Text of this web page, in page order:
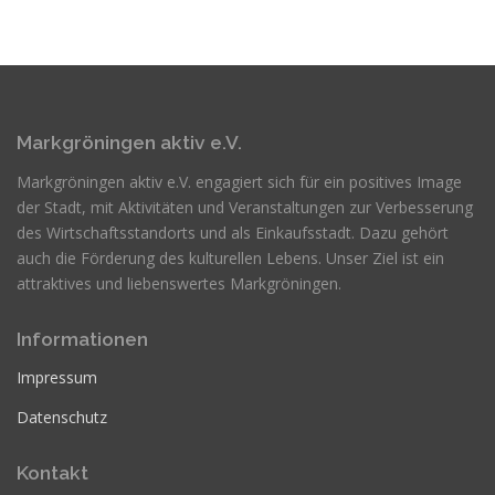
Markgröningen aktiv e.V.
Markgröningen aktiv e.V. engagiert sich für ein positives Image
der Stadt, mit Aktivitäten und Veranstaltungen zur Verbesserung
des Wirtschaftsstandorts und als Einkaufsstadt. Dazu gehört
auch die Förderung des kulturellen Lebens. Unser Ziel ist ein
attraktives und liebenswertes Markgröningen.
Informationen
Impressum
Datenschutz
Kontakt